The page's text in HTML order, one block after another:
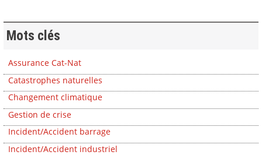
Mots clés
Assurance Cat-Nat
Catastrophes naturelles
Changement climatique
Gestion de crise
Incident/Accident barrage
Incident/Accident industriel